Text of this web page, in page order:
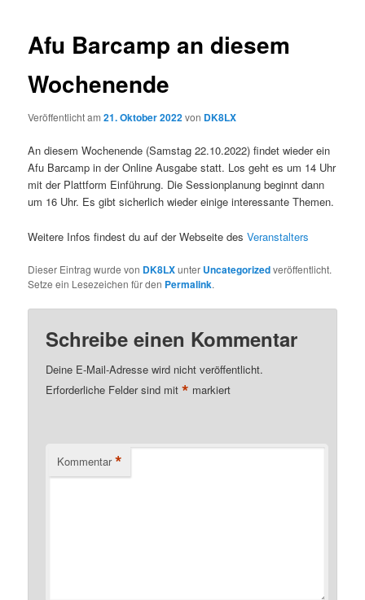
Afu Barcamp an diesem
Wochenende
Veröffentlicht am21. Oktober 2022von DK8LX
An diesem Wochenende (Samstag 22.10.2022) findet wieder ein
Afu Barcamp in der Online Ausgabe statt. Los geht es um 14 Uhr
mit der Plattform Einführung. Die Sessionplanung beginnt dann
um 16 Uhr. Es gibt sicherlich wieder einige interessante Themen.
Weitere Infos findest du auf der Webseite desVeranstalters
Dieser Eintrag wurde von DK8LXunter Uncategorizedveröffentlicht.
Setze ein Lesezeichen für den Permalink.
Schreibe einen Kommentar
Deine E-Mail-Adresse wird nicht veröffentlicht.
Erforderliche Felder sind mit* markiert
Kommentar *